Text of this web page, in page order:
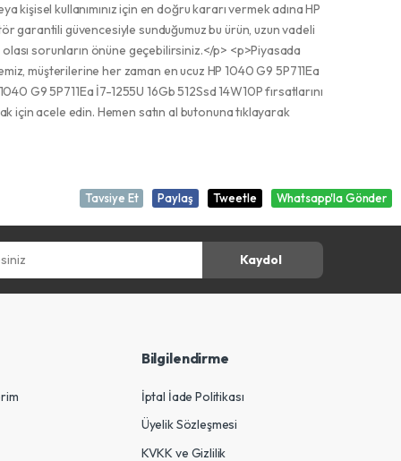
Tavsiye Et Paylaş Tweetle Whatsapp'la Gönder
kişisel kullanımınız için en doğru kararı vermek adına HP
garantili güvencesiyle sunduğumuz bu ürün, uzun vadeli
sorunların önüne geçebilirsiniz.</p> <p>Piyasada
müşterilerine her zaman en ucuz HP 1040 G9 5P711Ea
G9 5P711Ea İ7-1255U 16Gb 512Ssd 14W10P fırsatlarını
için acele edin. Hemen satın al butonuna tıklayarak
Kaydol
Bilgilendirme
İptal İade Politikası
Üyelik Sözleşmesi
KVKK ve Gizlilik